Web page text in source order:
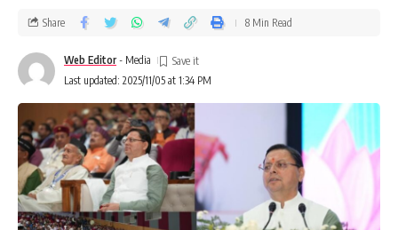
Last updated: 2025/11/05 at 1:34 PM
Web Editor - Media
Share 8 Min Read